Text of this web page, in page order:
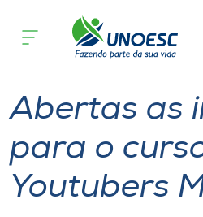
Cursos
Atendimento ao Estudante
acontece
Abertas as
para o
Youtubers